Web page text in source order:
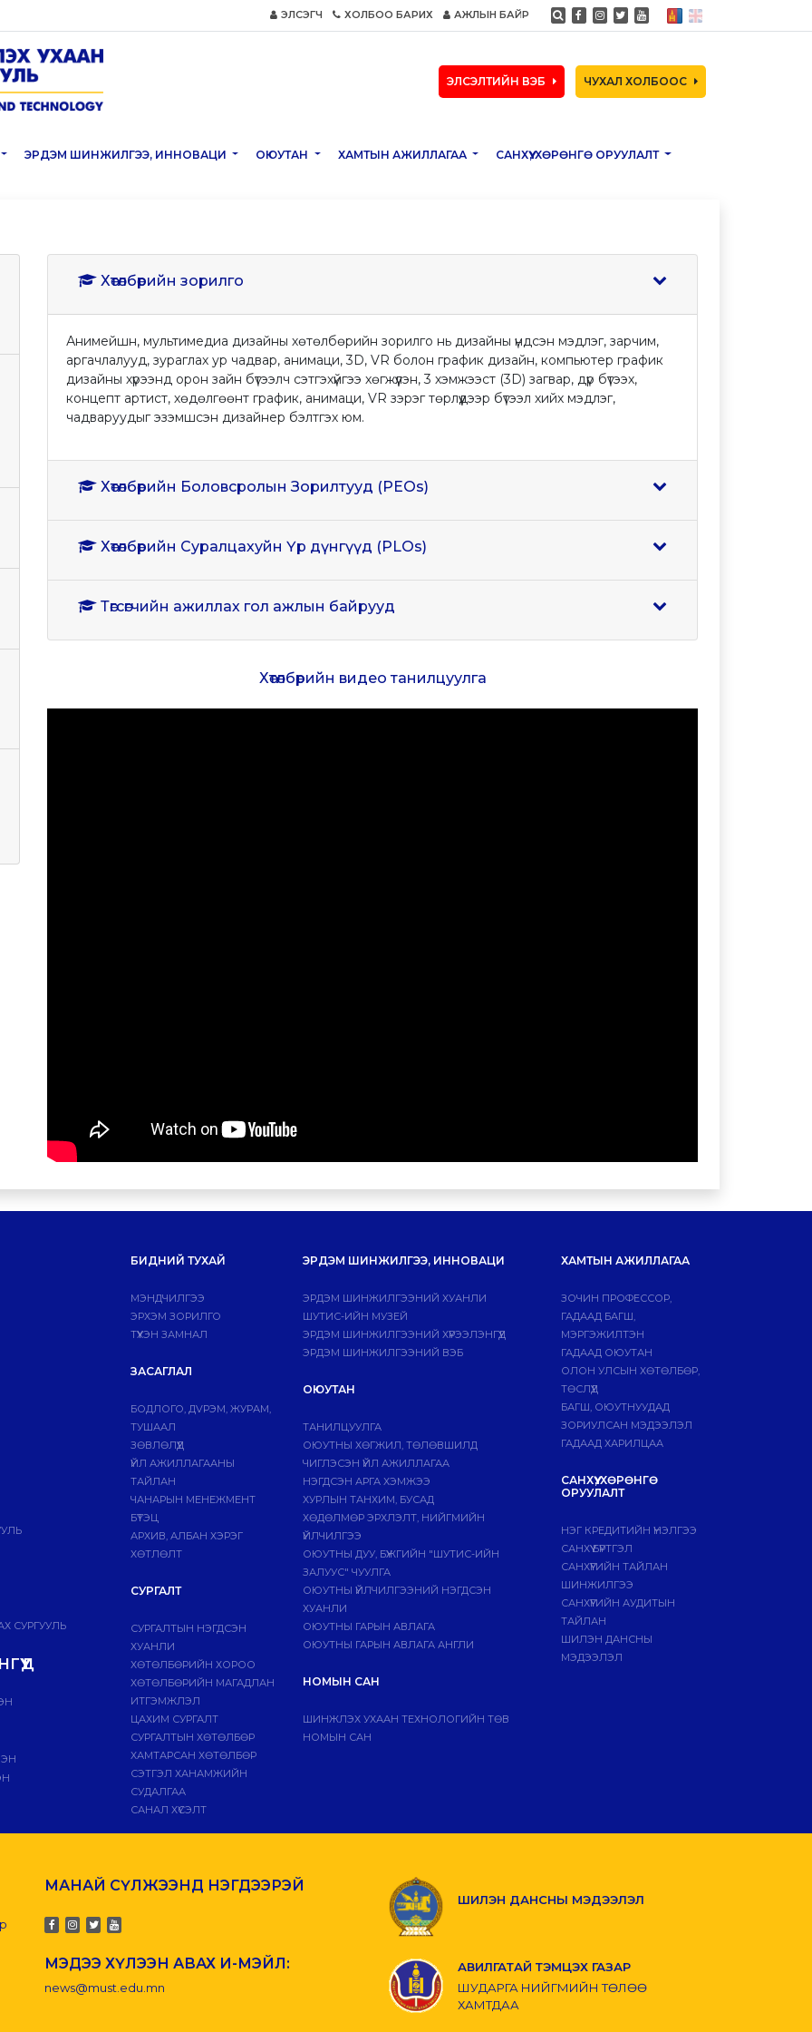
ЭЛСЭГЧ ХОЛБОО БАРИХ АЖЛЫН БАЙР
ЭЛСЭЛТИЙН ВЭБ ЧУХАЛ ХОЛБООС
ЭРДЭМ ШИНЖИЛГЭЭ, ИННОВАЦИ ОЮУТАН ХАМТЫН АЖИЛЛАГАА САНХҮҮ, ХӨРӨНГӨ ОРУУЛАЛТ
Хөтөлбөрийн зорилго
Анимейшн, мультимедиа дизайны хөтөлбөрийн зорилго нь дизайны үндсэн мэдлэг, зарчим,
аргачлалууд, зураглах ур чадвар, анимаци, 3D, VR болон график дизайн, компьютер график
дизайны хүрээнд орон зайн бүтээлч сэтгэхүйгээ хөгжүүлэн, 3 хэмжээст (3D) загвар, дүр бүтээх,
концепт артист, хөдөлгөөнт график, анимаци, VR зэрэг төрлүүдээр бүтээл хийх мэдлэг,
чадваруудыг эзэмшсэн дизайнер бэлтгэх юм.
Хөтөлбөрийн Боловсролын Зорилтууд (PEOs)
Хөтөлбөрийн Суралцахуйн Үр дүнгүүд (PLOs)
Төгсөгчийн ажиллах гол ажлын байрууд
Хөтөлбөрийн видео танилцуулга
СУРГУУЛЬ
БИДНИЙ ТУХАЙ
МЭНДЧИЛГЭЭ
ЭРХЭМ ЗОРИЛГО
ТҮҮХЭН ЗАМНАЛ
ЗАСАГЛАЛ
БОДЛОГО, ДVРЭМ, ЖУРАМ,
ТУШААЛ
ЗӨВЛӨЛҮҮД
ҮЙЛ АЖИЛЛАГААНЫ
ТАЙЛАН
ЧАНАРЫН МЕНЕЖМЕНТ
БҮТЭЦ
АРХИВ, АЛБАН ХЭРЭГ
ХӨТЛӨЛТ
СУРГАЛТ
СУРГАЛТЫН НЭГДСЭН
ХУАНЛИ
ХӨТӨЛБӨРИЙН ХОРОО
ХӨТӨЛБӨРИЙН МАГАДЛАН
ИТГЭМЖЛЭЛ
ЦАХИМ СУРГАЛТ
СУРГАЛТЫН ХӨТӨЛБӨР
ХАМТАРСАН ХӨТӨЛБӨР
СЭТГЭЛ ХАНАМЖИЙН
СУДАЛГАА
САНАЛ ХҮСЭЛТ
ЭРДЭМ ШИНЖИЛГЭЭ, ИННОВАЦИ
ЭРДЭМ ШИНЖИЛГЭЭНИЙ ХУАНЛИ
ШУТИС-ИЙН МУЗЕЙ
ЭРДЭМ ШИНЖИЛГЭЭНИЙ ХҮРЭЭЛЭНГҮҮД
ЭРДЭМ ШИНЖИЛГЭЭНИЙ ВЭБ
ОЮУТАН
ТАНИЛЦУУЛГА
ОЮУТНЫ ХӨГЖИЛ, ТӨЛӨВШИЛД
ЧИГЛЭСЭН ҮЙЛ АЖИЛЛАГАА
НЭГДСЭН АРГА ХЭМЖЭЭ
ХУРЛЫН ТАНХИМ, БУСАД
ХӨДӨЛМӨР ЭРХЛЭЛТ, НИЙГМИЙН
ҮЙЛЧИЛГЭЭ
ОЮУТНЫ ДУУ, БҮЖГИЙН "ШУТИС-ИЙН
ЗАЛУУС" ЧУУЛГА
ОЮУТНЫ ҮЙЛЧИЛГЭЭНИЙ НЭГДСЭН
ХУАНЛИ
ОЮУТНЫ ГАРЫН АВЛАГА
ОЮУТНЫ ГАРЫН АВЛАГА АНГЛИ
НОМЫН САН
ШИНЖЛЭХ УХААН ТЕХНОЛОГИЙН ТӨВ
НОМЫН САН
ХАМТЫН АЖИЛЛАГАА
ЗОЧИН ПРОФЕССОР,
ГАДААД БАГШ,
МЭРГЭЖИЛТЭН
ГАДААД ОЮУТАН
ОЛОН УЛСЫН ХӨТӨЛБӨР,
ТӨСЛҮҮД
БАГШ, ОЮУТНУУДАД
ЗОРИУЛСАН МЭДЭЭЛЭЛ
ГАДААД ХАРИЛЦАА
САНХҮҮ, ХӨРӨНГӨ
ОРУУЛАЛТ
НЭГ КРЕДИТИЙН ҮНЭЛГЭЭ
САНХҮҮ БҮРТГЭЛ
САНХҮҮГИЙН ТАЙЛАН
ШИНЖИЛГЭЭ
САНХҮҮГИЙН АУДИТЫН
ТАЙЛАН
ШИЛЭН ДАНСНЫ
МЭДЭЭЛЭЛ
МАНАЙ СҮЛЖЭЭНД НЭГДЭЭРЭЙ
МЭДЭЭ ХҮЛЭЭН АВАХ И-МЭЙЛ:
news@must.edu.mn
ШИЛЭН ДАНСНЫ МЭДЭЭЛЭЛ
АВИЛГАТАЙ ТЭМЦЭХ ГАЗАР
ШУДАРГА НИЙГМИЙН ТӨЛӨӨ
ХАМТДАА